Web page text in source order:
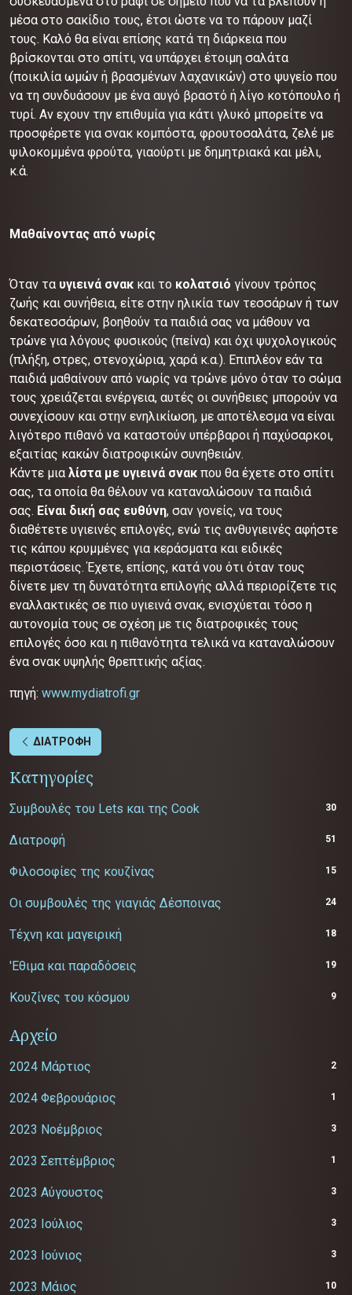
μέσα στο σακίδιο τους, έτσι ώστε να το πάρουν μαζί
τους. Καλό θα είναι επίσης κατά τη διάρκεια που
βρίσκονται στο σπίτι, να υπάρχει έτοιμη σαλάτα
(ποικιλία ωμών ή βρασμένων λαχανικών) στο ψυγείο που
να τη συνδυάσουν με ένα αυγό βραστό ή λίγο κοτόπουλο ή
τυρί. Αν εχουν την επιθυμία για κάτι γλυκό μπορείτε να
προσφέρετε για σνακ κομπόστα, φρουτοσαλάτα, ζελέ με
ψιλοκομμένα φρούτα, γιαούρτι με δημητριακά και μέλι,
κ.ά.
Μαθαίνοντας από νωρίς
Όταν τα υγιεινά σνακ και το κολατσιό γίνουν τρόπος
ζωής και συνήθεια, είτε στην ηλικία των τεσσάρων ή των
δεκατεσσάρων, βοηθούν τα παιδιά σας να μάθουν να
τρώνε για λόγους φυσικούς (πείνα) και όχι ψυχολογικούς
(πλήξη, στρες, στενοχώρια, χαρά κ.α.). Επιπλέον εάν τα
παιδιά μαθαίνουν από νωρίς να τρώνε μόνο όταν το σώμα
τους χρειάζεται ενέργεια, αυτές οι συνήθειες μπορούν να
συνεχίσουν και στην ενηλικίωση, με αποτέλεσμα να είναι
λιγότερο πιθανό να καταστούν υπέρβαροι ή παχύσαρκοι,
εξαιτίας κακών διατροφικών συνηθειών.
Κάντε μια λίστα με υγιεινά σνακ που θα έχετε στο σπίτι
σας, τα οποία θα θέλουν να καταναλώσουν τα παιδιά
σας. Είναι δική σας ευθύνη, σαν γονείς, να τους
διαθέτετε υγιεινές επιλογές, ενώ τις ανθυγιεινές αφήστε
τις κάπου κρυμμένες για κεράσματα και ειδικές
περιστάσεις. Έχετε, επίσης, κατά νου ότι όταν τους
δίνετε μεν τη δυνατότητα επιλογής αλλά περιορίζετε τις
εναλλακτικές σε πιο υγιεινά σνακ, ενισχύεται τόσο η
αυτονομία τους σε σχέση με τις διατροφικές τους
επιλογές όσο και η πιθανότητα τελικά να καταναλώσουν
ένα σνακ υψηλής θρεπτικής αξίας.
πηγή: www.mydiatrofi.gr
ΔΙΑΤΡΟΦΗ
Κατηγορίες
Συμβουλές του Lets και της Cook 30
Διατροφή 51
Φιλοσοφίες της κουζίνας 15
Οι συμβουλές της γιαγιάς Δέσποινας 24
Τέχνη και μαγειρική 18
'Εθιμα και παραδόσεις 19
Κουζίνες του κόσμου 9
Αρχείο
2024 Μάρτιος 2
2024 Φεβρουάριος 1
2023 Νοέμβριος 3
2023 Σεπτέμβριος 1
2023 Αύγουστος 3
2023 Ιούλιος 3
2023 Ιούνιος 3
2023 Μάιος 10